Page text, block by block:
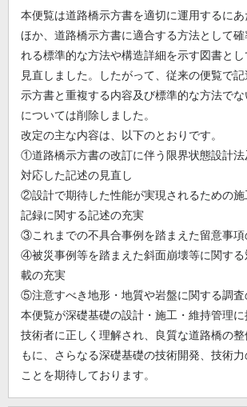
本便覧は道路橋示方書を適切に運用するに
ほか、道路橋示方書に適合する方法として
れる標準的な方法や構造詳細を示す図書と
見直しました。したがって、従来の便覧で
示方書と重複する内容及び標準的な方法で
については削除しました。
改定の主な内容は、以下のとおりです。
①道路橋示方書の改訂に伴う限界状態設計法
対応した記述の見直し
②設計で期待した性能が実現されるための
記録に関する記述の充実
③これまでの不具合事例を踏まえた留意事項
④被災事例等を踏まえた斜面崩壊等に関す
載の充実
⑤注意すべき地形・地質や岩盤に関する調査
本便覧が深礎基礎の設計・施工・維持管理
技術者に正しく理解され、良質な道路橋の整
もに、さらなる深礎基礎の技術開発、技術
ことを期待しております。